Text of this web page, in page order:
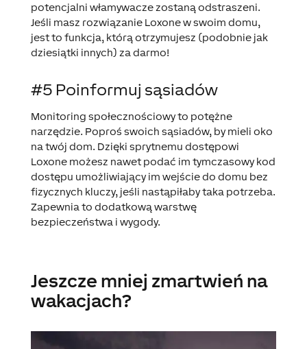
potencjalni włamywacze zostaną odstraszeni.
Jeśli masz rozwiązanie Loxone w swoim domu,
jest to funkcja, którą otrzymujesz (podobnie jak
dziesiątki innych) za darmo!
#5 Poinformuj sąsiadów
Monitoring społecznościowy to potężne
narzędzie. Poproś swoich sąsiadów, by mieli oko
na twój dom. Dzięki sprytnemu dostępowi
Loxone możesz nawet podać im tymczasowy kod
dostępu umożliwiający im wejście do domu bez
fizycznych kluczy, jeśli nastąpiłaby taka potrzeba.
Zapewnia to dodatkową warstwę
bezpieczeństwa i wygody.
Jeszcze mniej zmartwień na
wakacjach?